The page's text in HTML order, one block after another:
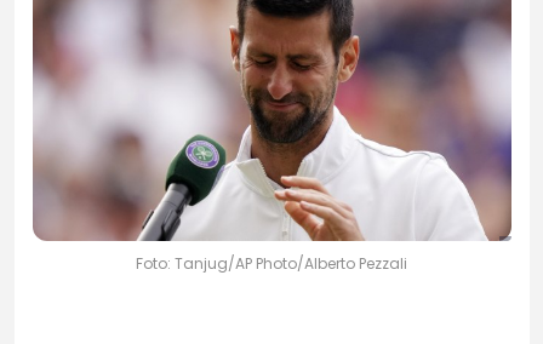
Foto: Tanjug/AP Photo/Alberto Pezzali